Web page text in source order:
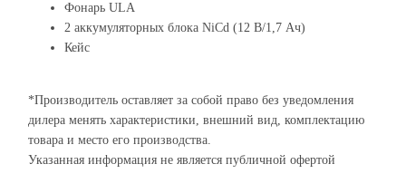
Фонарь ULA
2 аккумуляторных блока NiCd (12 В/1,7 Ач)
Кейс
*Производитель оставляет за собой право без уведомления
дилера менять характеристики, внешний вид, комплектацию
товара и место его производства.
Указанная информация не является публичной офертой